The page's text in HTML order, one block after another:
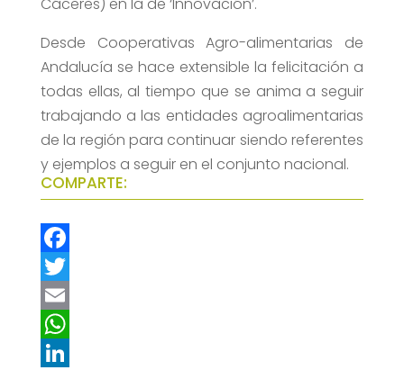
Desde Cooperativas Agro-alimentarias de
Andalucía se hace extensible la felicitación a
todas ellas, al tiempo que se anima a seguir
trabajando a las entidades agroalimentarias
de la región para continuar siendo referentes
y ejemplos a seguir en el conjunto nacional.
COMPARTE:
F
a
c
e
T
w
E
m
W